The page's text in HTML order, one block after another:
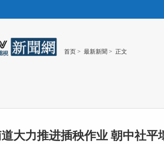
首页 > 最新新聞 > 正文
大力推进插秧作业 朝中社